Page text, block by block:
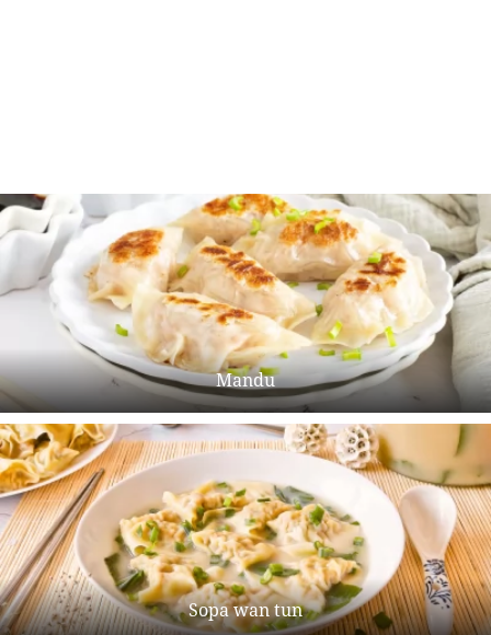
Mandu
Sopa wan tun